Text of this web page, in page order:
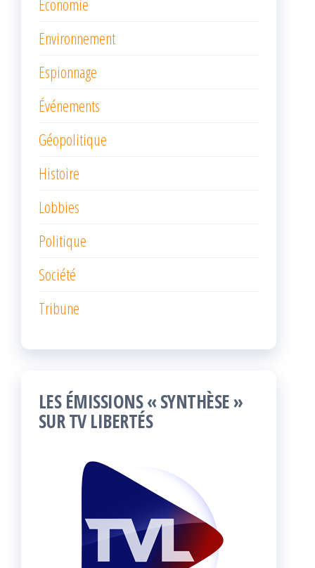
Économie
Environnement
Espionnage
Événements
Géopolitique
Histoire
Lobbies
Politique
Société
Tribune
LES ÉMISSIONS « SYNTHÈSE »
SUR TV LIBERTÉS